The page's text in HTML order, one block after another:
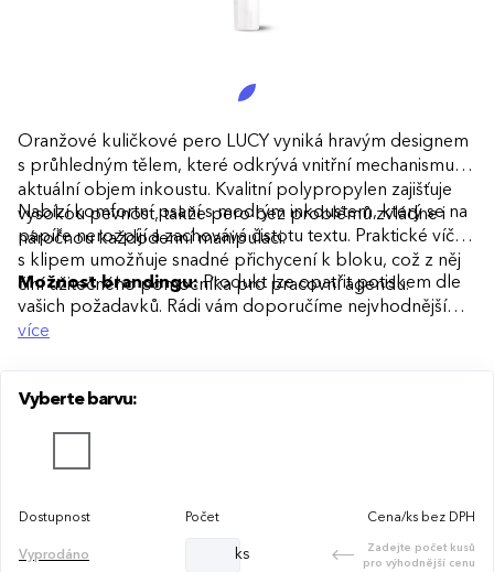
Oranžové kuličkové pero LUCY vyniká hravým designem
s průhledným tělem, které odkrývá vnitřní mechanismus i
aktuální objem inkoustu. Kvalitní polypropylen zajišťuje
vysokou pevnost, takže pero bez problémů zvládne i
náročnou každodenní manipulaci.
Nabízí komfortní psaní s modrým inkoustem, který se na
papíře nerozpíjí a zachovává čistotu textu. Praktické víčko
s klipem umožňuje snadné přichycení k bloku, což z něj
činí užitečného pomocníka pro pracovní agendu.
Možnost brandingu:Produkt lze opatřit potiskem dle
vašich požadavků. Rádi vám doporučíme nejvhodnější
technologii potisku s ohledem na design i váš rozpočet.
více
Vyberte barvu:
Dostupnost Počet Cena/ks bez DPH
Vyprodáno ks
Zadejte počet kusů
pro výhodnější cenu